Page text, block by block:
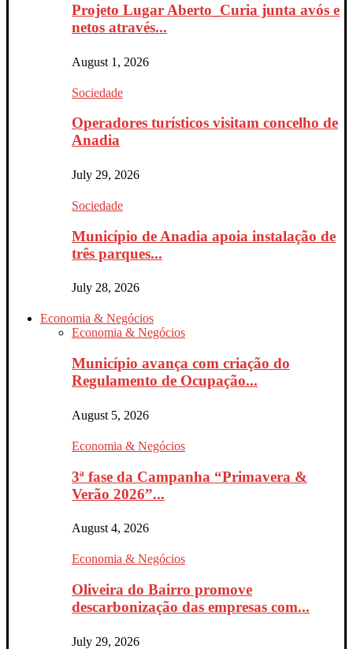
Projeto Lugar Aberto_Curia junta avós e
netos através...
August 1, 2026
Sociedade
Operadores turísticos visitam concelho de
Anadia
July 29, 2026
Sociedade
Município de Anadia apoia instalação de
três parques...
July 28, 2026
Economia & Negócios
Economia & Negócios
Município avança com criação do
Regulamento de Ocupação...
August 5, 2026
Economia & Negócios
3ª fase da Campanha “Primavera &
Verão 2026”...
August 4, 2026
Economia & Negócios
Oliveira do Bairro promove
descarbonização das empresas com...
July 29, 2026